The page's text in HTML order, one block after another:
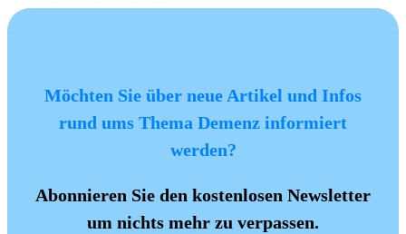
Möchten Sie über neue Artikel und Infos
rund ums Thema Demenz informiert
werden?
Abonnieren Sie den kostenlosen Newsletter
um nichts mehr zu verpassen.